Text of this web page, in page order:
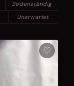
Bodenständig
Unerwartet
♡